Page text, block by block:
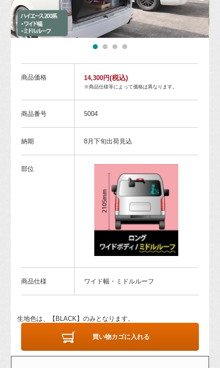
商品価格 14,300円(税込)
※商品仕様等によって価格は異なります。
商品番号 5004
納期 8月下旬出荷見込
部位
商品仕様 ワイド幅・ミドルルーフ
生地色は、【BLACK】のみとなります。
買い物カゴに入れる